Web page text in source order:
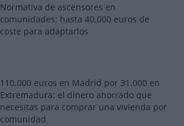
Normativa de ascensores en
comunidades: hasta 40.000 euros de
coste para adaptarlos
110.000 euros en Madrid por 31.000 en
Extremadura: el dinero ahorrado que
necesitas para comprar una vivienda por
comunidad